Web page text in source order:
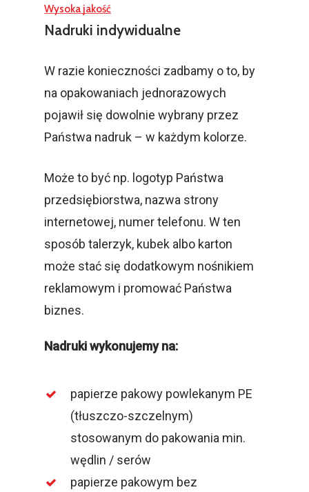
Wysoka jakość
Nadruki indywidualne
W razie konieczności zadbamy o to, by
na opakowaniach jednorazowych
pojawił się dowolnie wybrany przez
Państwa nadruk – w każdym kolorze.
Może to być np. logotyp Państwa
przedsiębiorstwa, nazwa strony
internetowej, numer telefonu. W ten
sposób talerzyk, kubek albo karton
może stać się dodatkowym nośnikiem
reklamowym i promować Państwa
biznes.
Nadruki wykonujemy na:
papierze pakowy powlekanym PE
(tłuszczo-szczelnym)
stosowanym do pakowania min.
wędlin / serów
papierze pakowym bez